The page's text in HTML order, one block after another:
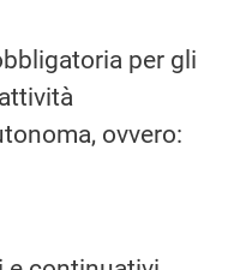
per gli
ovvero: